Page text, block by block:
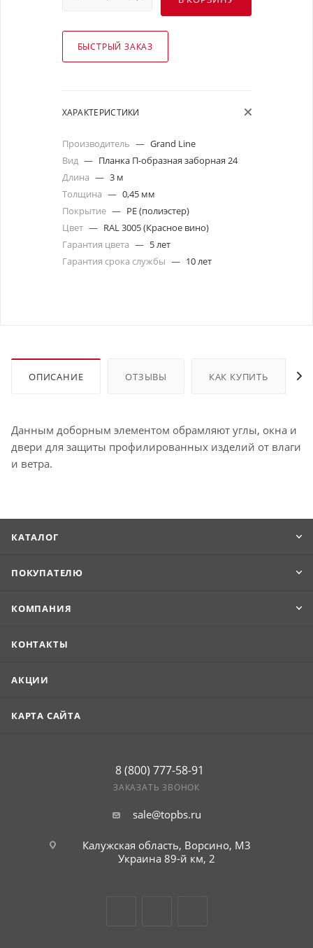
БЫСТРЫЙ ЗАКАЗ
ХАРАКТЕРИСТИКИ
Производитель — Grand Line
Вид — Планка П-образная заборная 24
Длина — 3 м
Толщина — 0,45 мм
Покрытие — PE (полиэстер)
Цвет — RAL 3005 (Красное вино)
Гарантия цвета — 5 лет
Гарантия срока службы — 10 лет
ОПИСАНИЕ ОТЗЫВЫ КАК КУПИТЬ
Данным доборным элементом обрамляют углы, окна и
двери для защиты профилированных изделий от влаги
и ветра.
КАТАЛОГ
ПОКУПАТЕЛЮ
КОМПАНИЯ
КОНТАКТЫ
АКЦИИ
КАРТА САЙТА
8 (800) 777-58-91
ЗАКАЗАТЬ ЗВОНОК
sale@topbs.ru
Калужская область, Ворсино, М3
Украина 89-й км, 2